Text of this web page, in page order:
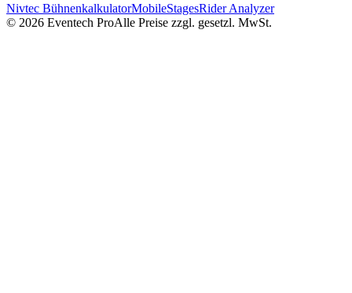
Nivtec BühnenkalkulatorMobileStagesRider Analyzer
© 2026 Eventech ProAlle Preise zzgl. gesetzl. MwSt.